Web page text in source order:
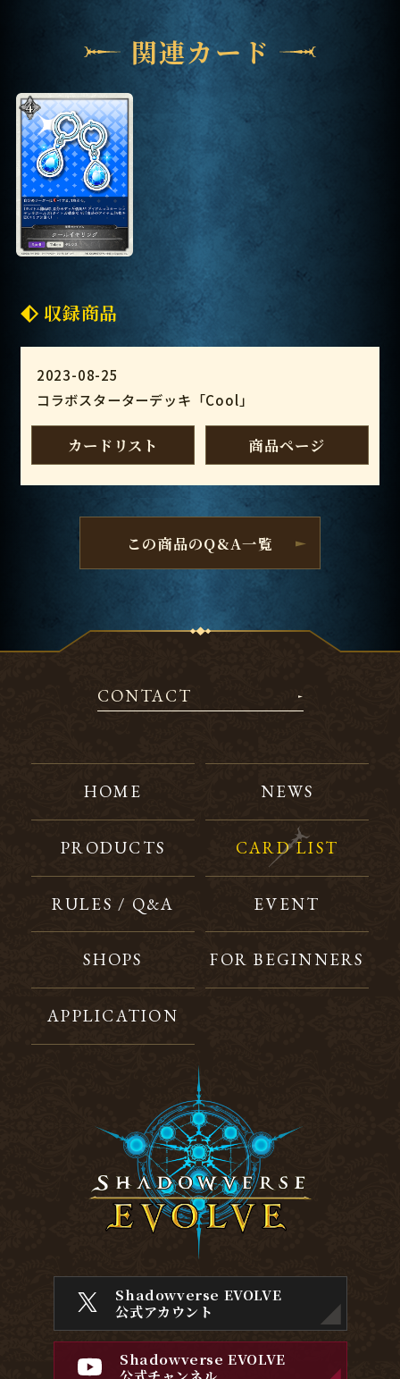
関連カード
収録商品
2023-08-25
コラボスターターデッキ「Cool」
カードリスト 商品ページ
この商品のQ&A一覧
CONTACT
HOME NEWS
PRODUCTS CARD LIST
RULES / Q&A EVENT
SHOPS FOR BEGINNERS
APPLICATION
Shadowverse EVOLVE
公式アカウント
Shadowverse EVOLVE